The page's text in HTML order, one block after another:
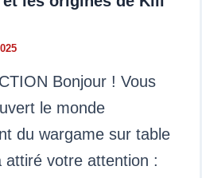
Bonjour ! Vous
le monde
du wargame sur table
attiré votre attention :